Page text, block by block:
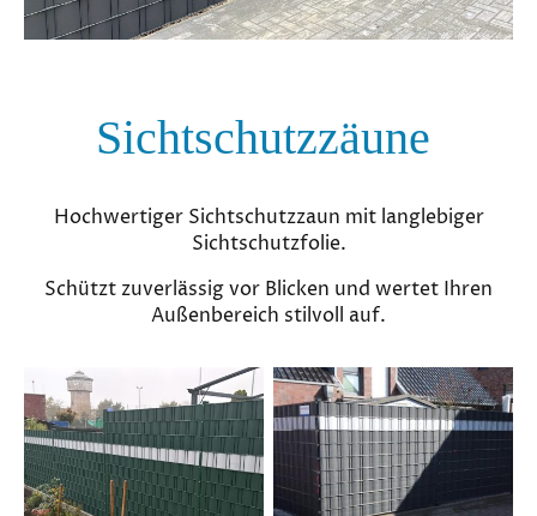
Sichtschutzzäune
Hochwertiger Sichtschutzzaun mit langlebiger
Sichtschutzfolie.
Schützt zuverlässig vor Blicken und wertet Ihren
Außenbereich stilvoll auf.